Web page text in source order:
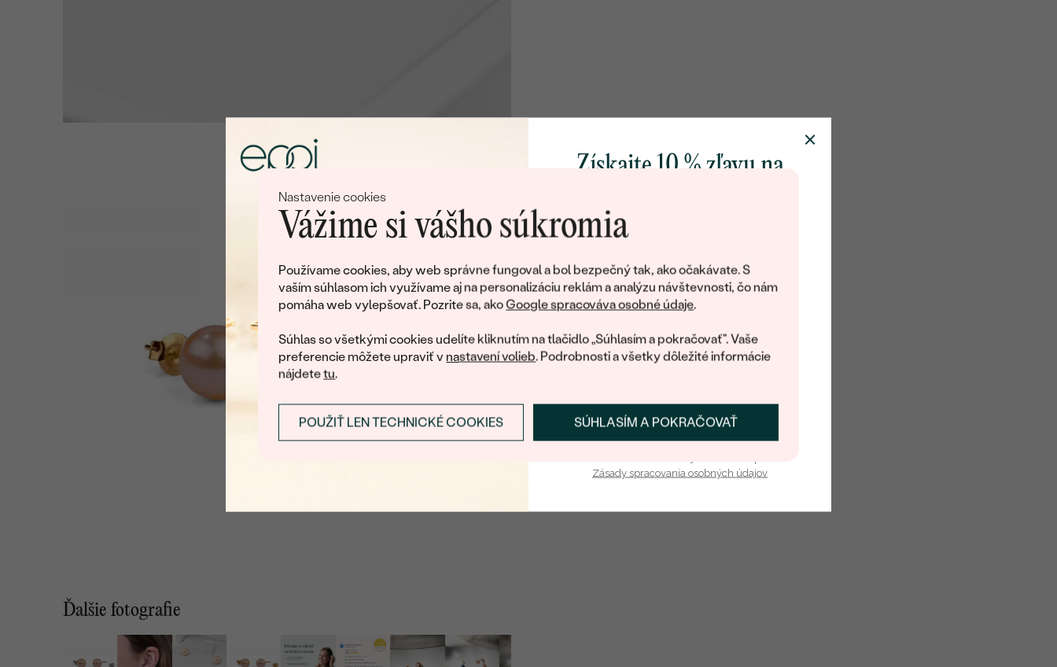
Nastavenie cookies
Vážime si vášho súkromia
Používame cookies, aby web správne fungoval a bol bezpečný tak, ako očakávate. S
vaším súhlasom ich využívame aj na personalizáciu reklám a analýzu návštevnosti, čo nám
pomáha web vylepšovať. Pozrite sa, akoGoogle spracováva osobné údaje.
Súhlas so všetkými cookies udelíte kliknutím na tlačidlo „Súhlasím a pokračovať". Vaše
preferencie môžete upraviť v nastavení volieb. Podrobnosti a všetky dôležité informácie
nájdetetu.
SÚHLASÍM A POKRAČOVAŤ
POUŽIŤ LEN TECHNICKÉ COOKIES
Ďalšie fotografie
Získajte 10 % zľavu na
poctivo vyrábaných šperkov Eppi.
Ako darček na privítanie vám
obratom pošleme zľavový kód na
Prihlásiť sa a získať zľavu
Zásady spracovania osobných údajov